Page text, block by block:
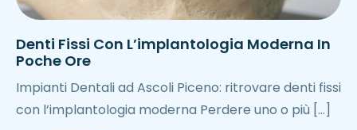
Denti Fissi Con L’implantologia Moderna In
Poche Ore
Impianti Dentali ad Ascoli Piceno: ritrovare denti fissi
con l’implantologia moderna Perdere uno o più […]